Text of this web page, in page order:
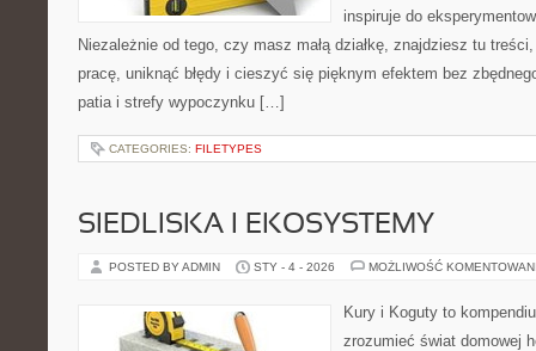
inspiruje do
Niezależnie od tego, czy masz małą działkę, znajdziesz tu
pracę, uniknąć błędy i cieszyć się pięknym efektem bez
patia i strefy wypoczynku […]
CATEGORIES: FILETYPES
SIEDLISKA I EKOSYSTEMY
POSTED BY ADMIN STY - 4 - 2026 MOŻLIWOŚĆ
Kury i Koguty to
zrozumieć świat domowej